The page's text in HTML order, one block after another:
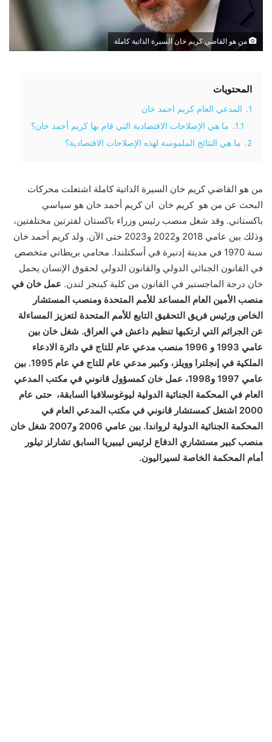
من هو القاضي كريم خان السيرة الذاتية كاملة
المحتويات
1.
المدعي العام كريم احمد خان
1.1.
ما هي الإصلاحات الاقتصادية التي قام بها كريم أحمد خان؟
2.
ما هي النتائج الملموسة لهذه الإصلاحات الاقتصادية؟
من هو القاضي كريم خان السيرة الذاتية كاملة اشتعلت محركات
البحث عن من هو كريم خان ان كريم أحمد خان هو سياسي
باكستاني. وقد شغل منصب رئيس وزراء باكستان لفترتين مختلفتين،
وذلك بين عامي 2018 و2022 و2023 حتى الآن. ولد كريم أحمد خان
سنة 1970 في مدينة إدنبرة في أسكتلندا. محامي بريطاني متخصص
في القانون الجنائي الدولي والقانون الدولي لحقوق الإنسان يحمل
خان درجة الماجستير في القانون من كلية كينجز لندن. عمل خان في
منصب الأمين العام المساعد للأمم المتحدة ومنصب المستشار
الخاص ورئيس فريق التحقيق التابع للأمم المتحدة لتعزيز المساءلة
عن الجرائم التي ارتكبها تنظيم داعش في العراق. شغل خان بين
عامي 1993 و 1996 منصب مدعي عام للتاج في دائرة الادعاء
الملكية في إنجلترا وويلز، وكبير مدعي عام للتاج في عام 1995. بين
عامي 1997 و1998، عمل خان كمسؤول قانوني في مكتب المدعي
العام في المحكمة الجنائية الدولية ليوغوسلافيا السابقة، حتى عام
2000 اشتغل كمستشار قانوني في مكتب المدعي العام في
المحكمة الجنائية الدولية لرواندا. بين عامي 2006 و2007 شغل خان
منصب كبير مستشاري الدفاع لرئيس ليبيريا السابق تشارلز تيلور
أمام المحكمة الخاصة لسيراليون.